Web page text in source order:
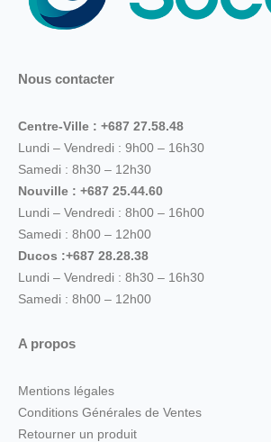
Nous contacter
Centre-Ville : +687 27.58.48
Lundi – Vendredi : 9h00 – 16h30
Samedi : 8h30 – 12h30
Nouville : +687 25.44.60
Lundi – Vendredi : 8h00 – 16h00
Samedi : 8h00 – 12h00
Ducos :+687 28.28.38
Lundi – Vendredi : 8h30 – 16h30
Samedi : 8h00 – 12h00
A propos
Mentions légales
Conditions Générales de Ventes
Retourner un produit